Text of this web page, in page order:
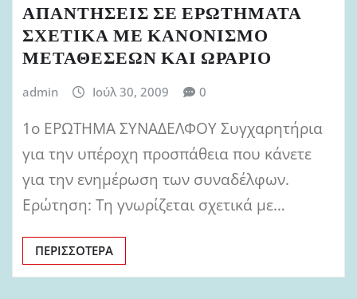
ΑΠΑΝΤΗΣΕΙΣ ΣΕ ΕΡΩΤΗΜΑΤΑ
ΣΧΕΤΙΚΑ ΜΕ ΚΑΝΟΝΙΣΜΟ
ΜΕΤΑΘΕΣΕΩΝ ΚΑΙ ΩΡΑΡΙΟ
admin Ιούλ 30, 2009 0
1ο ΕΡΩΤΗΜΑ ΣΥΝΑΔΕΛΦΟΥ Συγχαρητήρια
για την υπέροχη προσπάθεια που κάνετε
για την ενημέρωση των συναδέλφων.
Ερώτηση: Τη γνωρίζεται σχετικά με…
ΠΕΡΙΣΣΌΤΕΡΑ